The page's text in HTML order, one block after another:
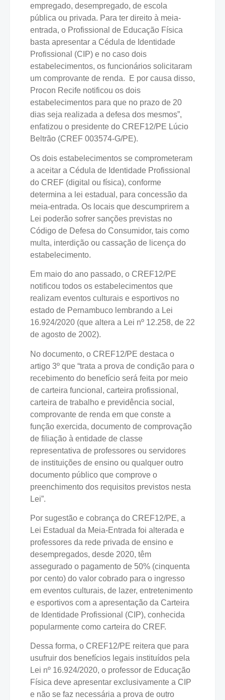
empregado, desempregado, de escola
pública ou privada. Para ter direito à meia-
entrada, o Profissional de Educação Física
basta apresentar a Cédula de Identidade
Profissional (CIP) e no caso dois
estabelecimentos, os funcionários solicitaram
um comprovante de renda. E por causa disso,
Procon Recife notificou os dois
estabelecimentos para que no prazo de 20
dias seja realizada a defesa dos mesmos”,
enfatizou o presidente do CREF12/PE Lúcio
Beltrão (CREF 003574-G/PE).
Os dois estabelecimentos se comprometeram
a aceitar a Cédula de Identidade Profissional
do CREF (digital ou física), conforme
determina a lei estadual, para concessão da
meia-entrada. Os locais que descumprirem a
Lei poderão sofrer sanções previstas no
Código de Defesa do Consumidor, tais como
multa, interdição ou cassação de licença do
estabelecimento.
Em maio do ano passado, o CREF12/PE
notificou todos os estabelecimentos que
realizam eventos culturais e esportivos no
estado de Pernambuco lembrando a Lei
16.924/2020 (que altera a Lei nº 12.258, de 22
de agosto de 2002).
No documento, o CREF12/PE destaca o
artigo 3º que “trata a prova de condição para o
recebimento do benefício será feita por meio
de carteira funcional, carteira profissional,
carteira de trabalho e previdência social,
comprovante de renda em que conste a
função exercida, documento de comprovação
de filiação à entidade de classe
representativa de professores ou servidores
de instituições de ensino ou qualquer outro
documento público que comprove o
preenchimento dos requisitos previstos nesta
Lei”.
Por sugestão e cobrança do CREF12/PE, a
Lei Estadual da Meia-Entrada foi alterada e
professores da rede privada de ensino e
desempregados, desde 2020, têm
assegurado o pagamento de 50% (cinquenta
por cento) do valor cobrado para o ingresso
em eventos culturais, de lazer, entretenimento
e esportivos com a apresentação da Carteira
de Identidade Profissional (CIP), conhecida
popularmente como carteira do CREF.
Dessa forma, o CREF12/PE reitera que para
usufruir dos benefícios legais instituídos pela
Lei nº 16.924/2020, o professor de Educação
Física deve apresentar exclusivamente a CIP
e não se faz necessária a prova de outro